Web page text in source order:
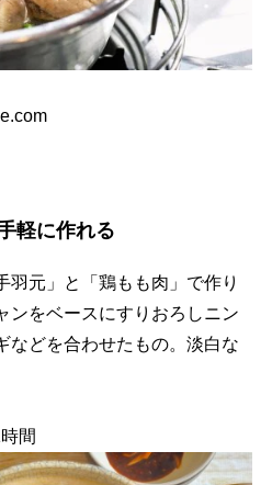
軽に作れる
羽元」と「鶏もも肉」で作り
ンをベースにすりおろしニン
などを合わせたもの。淡白な
間